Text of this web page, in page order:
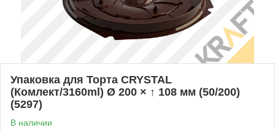
Упаковка для Торта CRYSTAL
(Комлект/3160ml) Ø 200 × ↑ 108 мм (50/200)
(5297)
В наличии